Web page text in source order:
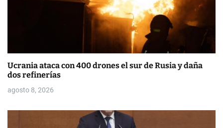
r
a
Ucrania ataca con 400 drones el sur de Rusia y daña
dos refinerías
agosto 8, 2026